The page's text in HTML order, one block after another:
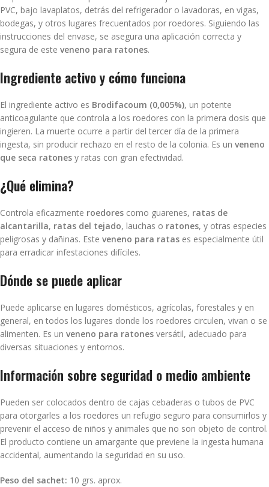
PVC, bajo lavaplatos, detrás del refrigerador o lavadoras, en vigas,
bodegas, y otros lugares frecuentados por roedores. Siguiendo las
instrucciones del envase, se asegura una aplicación correcta y
segura de este veneno para ratones.
Ingrediente activo y cómo funciona
El ingrediente activo es Brodifacoum (0,005%), un potente
anticoagulante que controla a los roedores con la primera dosis que
ingieren. La muerte ocurre a partir del tercer día de la primera
ingesta, sin producir rechazo en el resto de la colonia. Es un veneno
que seca ratones y ratas con gran efectividad.
¿Qué elimina?
Controla eficazmente roedores como guarenes, ratas de
alcantarilla, ratas del tejado, lauchas o ratones, y otras especies
peligrosas y dañinas. Este veneno para ratas es especialmente útil
para erradicar infestaciones difíciles.
Dónde se puede aplicar
Puede aplicarse en lugares domésticos, agrícolas, forestales y en
general, en todos los lugares donde los roedores circulen, vivan o se
alimenten. Es un veneno para ratones versátil, adecuado para
diversas situaciones y entornos.
Información sobre seguridad o medio ambiente
Pueden ser colocados dentro de cajas cebaderas o tubos de PVC
para otorgarles a los roedores un refugio seguro para consumirlos y
prevenir el acceso de niños y animales que no son objeto de control.
El producto contiene un amargante que previene la ingesta humana
accidental, aumentando la seguridad en su uso.
Peso del sachet: 10 grs. aprox.